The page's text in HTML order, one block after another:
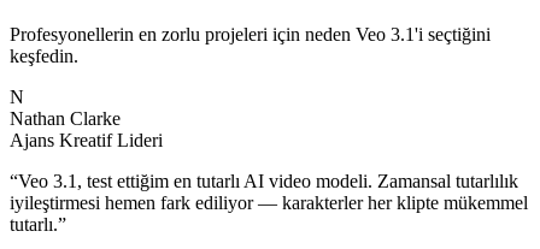
Profesyonellerin en zorlu projeleri için neden Veo 3.1'i seçtiğini
keşfedin.
N
Nathan Clarke
Ajans Kreatif Lideri
“Veo 3.1, test ettiğim en tutarlı AI video modeli. Zamansal tutarlılık
iyileştirmesi hemen fark ediliyor — karakterler her klipte mükemmel
tutarlı.”